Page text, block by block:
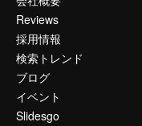
Reviews
採用情報
検索トレンド
ブログ
イベント
Slidesgo